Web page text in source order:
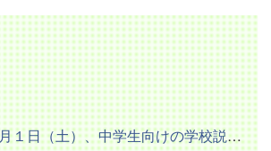
【真壁高校】８月１日（土）、中学生向けの学校説明会を開催しま...